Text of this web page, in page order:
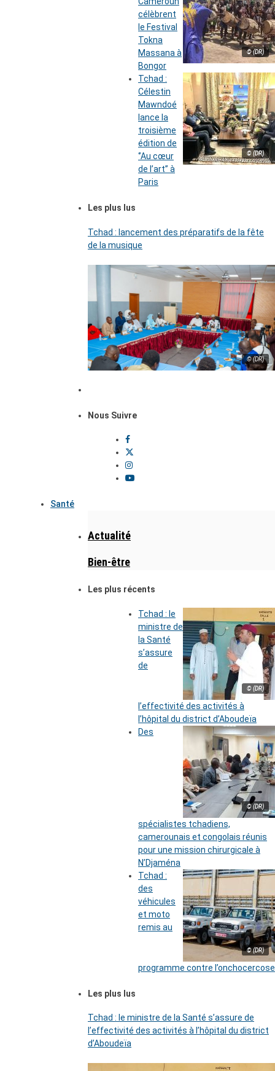
© (DR)
célèbrent
le Festival
Tokna
Massana à
Bongor
© (DR)
Tchad :
Célestin
Mawndoé
lance la
troisième
édition de
‘’Au cœur
de l’art’’ à
Paris
Les plus lus
Tchad : lancement des préparatifs de la fête
de la musique
© (DR)
Nous Suivre
Santé
Actualité
Bien-être
Les plus récents
© (DR)
Tchad : le
ministre de
la Santé
s’assure
de
l’effectivité des activités à
l’hôpital du district d’Aboudeïa
© (DR)
Des
spécialistes tchadiens,
camerounais et congolais réunis
pour une mission chirurgicale à
N’Djaména
© (DR)
Tchad :
des
véhicules
et moto
remis au
programme contre l’onchocercose
Les plus lus
Tchad : le ministre de la Santé s’assure de
l’effectivité des activités à l’hôpital du district
d’Aboudeïa